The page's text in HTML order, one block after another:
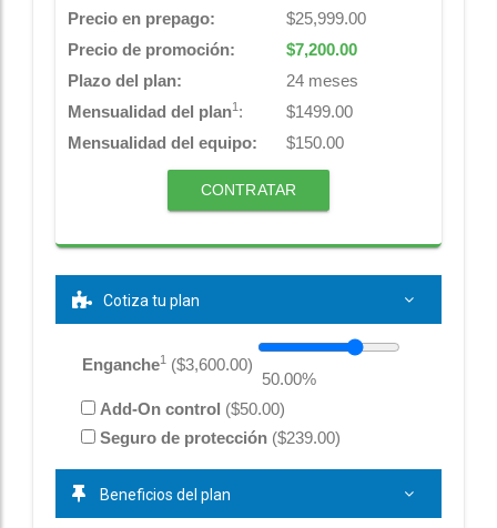
Precio en prepago:
$25,999.00
Precio de promoción:
$7,200.00
Plazo del plan:
24 meses
Mensualidad del plan1 : $1499.00
Mensualidad del equipo:
$150.00
CONTRATAR
Cotiza tu plan
Enganche1($3,600.00)
50.00%
Add-On control ($50.00)
Seguro de protección($239.00)
Beneficios del plan